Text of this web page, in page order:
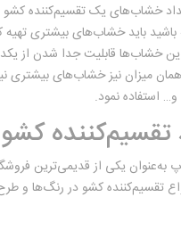
خشاب‌‌های یک تقسیم‌کننده کشو
خشاب‌ها قابلیت جدا شدن از
همان میزان نیز خشاب‌‌های بیشتری
استفاده نمود.
تقسیم‌کننده
به‌عنوان یکی از قدیمی‌ترین
تقسیم‌کننده کشو در رنگ‌ها و